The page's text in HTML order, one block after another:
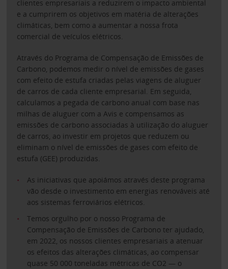
clientes empresariais a reduzirem o impacto ambiental
e a cumprirem os objetivos em matéria de alterações
climáticas, bem como a aumentar a nossa frota
comercial de veículos elétricos.
Através do Programa de Compensação de Emissões de
Carbono, podemos medir o nível de emissões de gases
com efeito de estufa criadas pelas viagens de aluguer
de carros de cada cliente empresarial. Em seguida,
calculamos a pegada de carbono anual com base nas
milhas de aluguer com a Avis e compensamos as
emissões de carbono associadas à utilização do aluguer
de carros, ao investir em projetos que reduzem ou
eliminam o nível de emissões de gases com efeito de
estufa (GEE) produzidas.
As iniciativas que apoiámos através deste programa
vão desde o investimento em energias renováveis até
aos sistemas ferroviários elétricos.
Temos orgulho por o nosso Programa de
Compensação de Emissões de Carbono ter ajudado,
em 2022, os nossos clientes empresariais a atenuar
os efeitos das alterações climáticas, ao compensar
quase 50 000 toneladas métricas de CO2 — o